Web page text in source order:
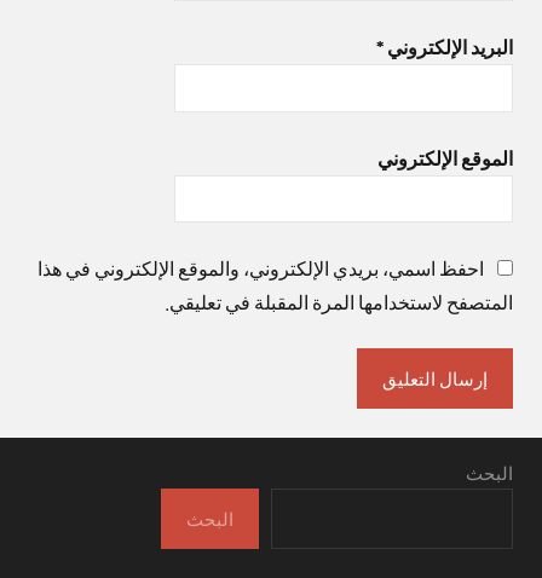
البريد الإلكتروني *
الموقع الإلكتروني
احفظ اسمي، بريدي الإلكتروني، والموقع الإلكتروني في هذا
المتصفح لاستخدامها المرة المقبلة في تعليقي.
البحث
البحث